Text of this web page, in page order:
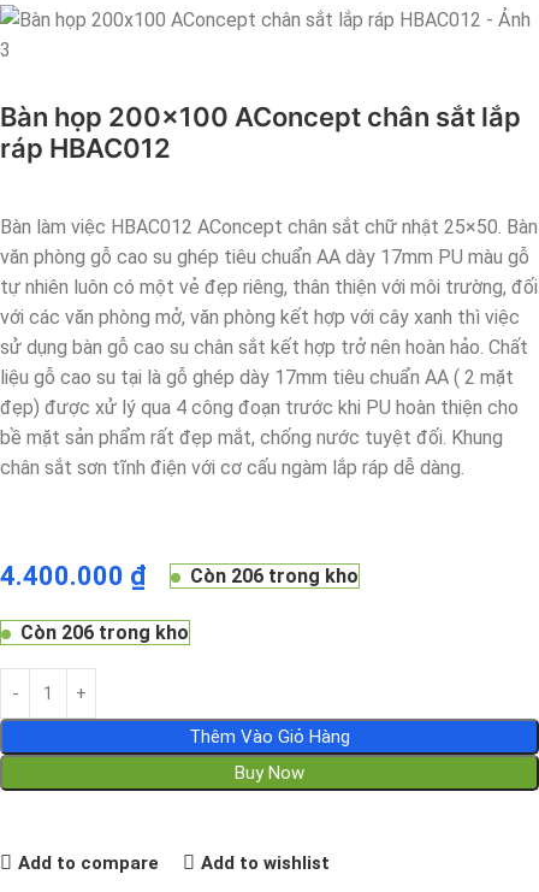
Bàn họp 200×100 AConcept chân sắt lắp
ráp HBAC012
Bàn làm việc HBAC012 AConcept chân sắt chữ nhật 25×50. Bàn
văn phòng gỗ cao su ghép tiêu chuẩn AA dày 17mm PU màu gỗ
tự nhiên luôn có một vẻ đẹp riêng, thân thiện với môi trường, đối
với các văn phòng mở, văn phòng kết hợp với cây xanh thì việc
sử dụng bàn gỗ cao su chân sắt kết hợp trở nên hoàn hảo. Chất
liệu gỗ cao su tại là gỗ ghép dày 17mm tiêu chuẩn AA ( 2 mặt
đẹp) được xử lý qua 4 công đoạn trước khi PU hoàn thiện cho
bề mặt sản phẩm rất đẹp mắt, chống nước tuyệt đối. Khung
chân sắt sơn tĩnh điện với cơ cấu ngàm lắp ráp dễ dàng.
4.400.000 ₫ Còn 206 trong kho
Còn 206 trong kho
Thêm Vào Giỏ Hàng
Buy Now
Add to compare Add to wishlist